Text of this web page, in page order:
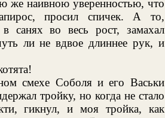
же наивною уверенностью, что
просил спичек. А то,
санях во весь рост, замахал
ли не вдвое длиннее рук, и
смехе Соболя и его Васьки
тройку, но когда не стало
гикнул, и моя тройка, как